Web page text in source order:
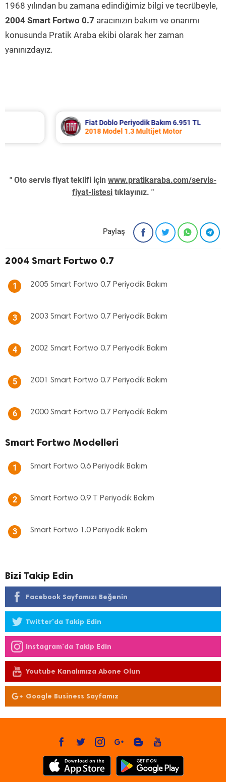
1968 yılından bu zamana edindiğimiz bilgi ve tecrübeyle,
2004 Smart Fortwo 0.7 aracınızın bakım ve onarımı
konusunda Pratik Araba ekibi olarak her zaman
yanınızdayız.
Fiat Doblo Periyodik Bakım 6.951 TL
2018 Model 1.3 Multijet Motor
" Oto servis fiyat teklifi için www.pratikaraba.com/servis-
fiyat-listesi tıklayınız. "
Paylaş
2004 Smart Fortwo 0.7
1 2005 Smart Fortwo 0.7 Periyodik Bakım
3 2003 Smart Fortwo 0.7 Periyodik Bakım
4 2002 Smart Fortwo 0.7 Periyodik Bakım
5 2001 Smart Fortwo 0.7 Periyodik Bakım
6 2000 Smart Fortwo 0.7 Periyodik Bakım
Smart Fortwo Modelleri
1 Smart Fortwo 0.6 Periyodik Bakım
2 Smart Fortwo 0.9 T Periyodik Bakım
3 Smart Fortwo 1.0 Periyodik Bakım
Bizi Takip Edin
Facebook Sayfamızı Beğenin
Twitter'da Takip Edin
Instagram'da Takip Edin
Youtube Kanalımıza Abone Olun
Google Business Sayfamız